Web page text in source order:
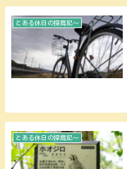
とある休日の探鳥記～
とある休日の探鳥記～